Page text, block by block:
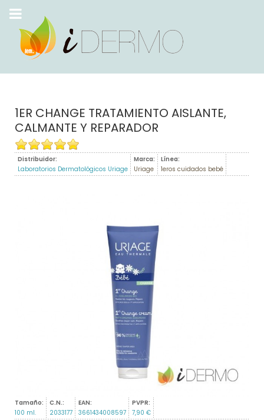
1ER CHANGE TRATAMIENTO AISLANTE,
CALMANTE Y REPARADOR
Distribuidor:
Laboratorios Dermatológicos Uriage
Marca:
Uriage
Línea:
1eros cuidados bebé
Tamaño:
100 ml.
C.N.:
2033177
EAN:
3661434008597
PVPR:
7,90 €